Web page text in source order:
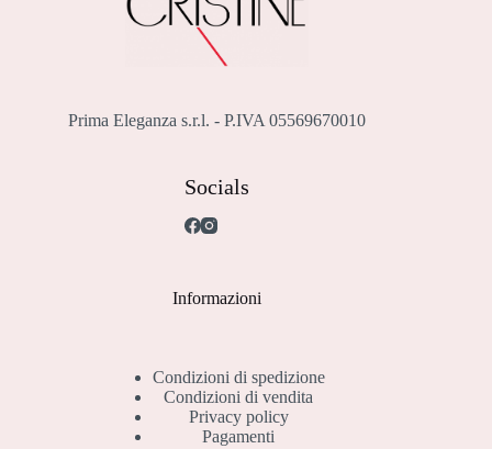
Prima Eleganza s.r.l. - P.IVA 05569670010
Socials
Informazioni
Condizioni di spedizione
Condizioni di vendita
Privacy policy
Pagamenti